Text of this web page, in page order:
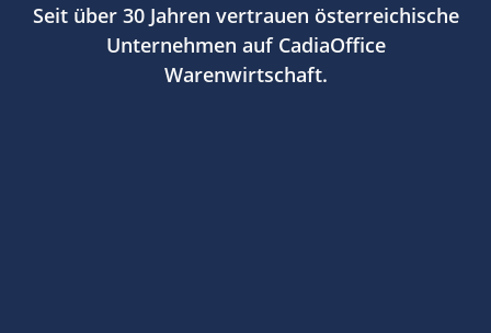
Seit über 30 Jahren vertrauen österreichische
Unternehmen auf CadiaOffice
Warenwirtschaft.